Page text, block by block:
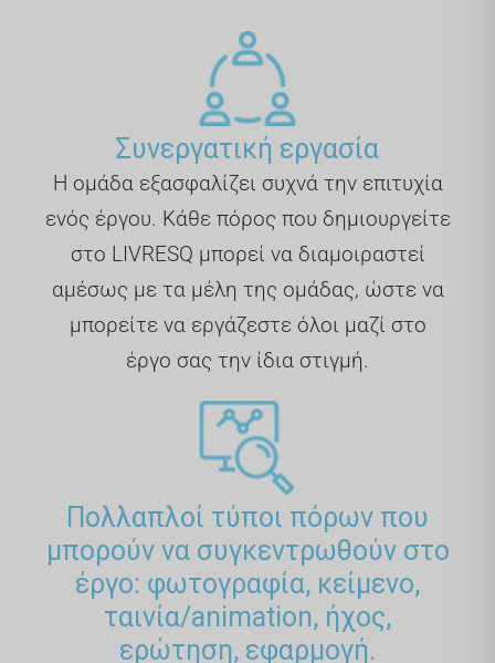
Συνεργατική εργασία
Η ομάδα εξασφαλίζει συχνά την επιτυχία
ενός έργου. Κάθε πόρος που δημιουργείτε
στο LIVRESQ μπορεί να διαμοιραστεί
αμέσως με τα μέλη της ομάδας, ώστε να
μπορείτε να εργάζεστε όλοι μαζί στο
έργο σας την ίδια στιγμή.
Πολλαπλοί τύποι πόρων που
μπορούν να συγκεντρωθούν στο
έργο: φωτογραφία, κείμενο,
ταινία/animation, ήχος,
ερώτηση, εφαρμογή.